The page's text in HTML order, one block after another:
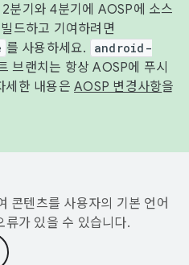
분기와 4분기에 AOSP에 소스
드하고 기여하려면
를 사용하세요.
android-
브랜치는 항상 AOSP에 푸시
세한 내용은 AOSP 변경사항을
콘텐츠를 사용자의 기본 언어
류가 있을 수 있습니다.